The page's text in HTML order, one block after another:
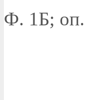
Ф. 1Б; оп.